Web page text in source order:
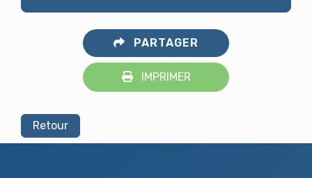
PARTAGER
IMPRIMER
Retour